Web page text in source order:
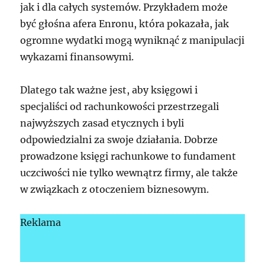
jak i dla całych systemów. Przykładem może
być głośna afera Enronu, która pokazała, jak
ogromne wydatki mogą wyniknąć z manipulacji
wykazami finansowymi.
Dlatego tak ważne jest, aby księgowi i
specjaliści od rachunkowości przestrzegali
najwyższych zasad etycznych i byli
odpowiedzialni za swoje działania. Dobrze
prowadzone księgi rachunkowe to fundament
uczciwości nie tylko wewnątrz firmy, ale także
w związkach z otoczeniem biznesowym.
Reklama